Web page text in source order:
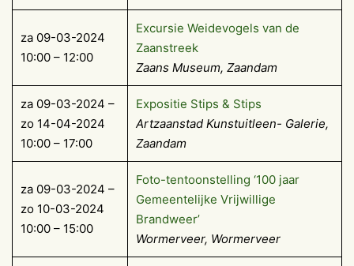
za 09-03-2024
10:00 – 12:00
Excursie Weidevogels van de
Zaanstreek
Zaans Museum, Zaandam
za 09-03-2024 –
zo 14-04-2024
10:00 – 17:00
Expositie Stips & Stips
Artzaanstad Kunstuitleen- Galerie,
Zaandam
za 09-03-2024 –
zo 10-03-2024
10:00 – 15:00
Foto-tentoonstelling ‘100 jaar
Gemeentelijke Vrijwillige
Brandweer’
Wormerveer, Wormerveer